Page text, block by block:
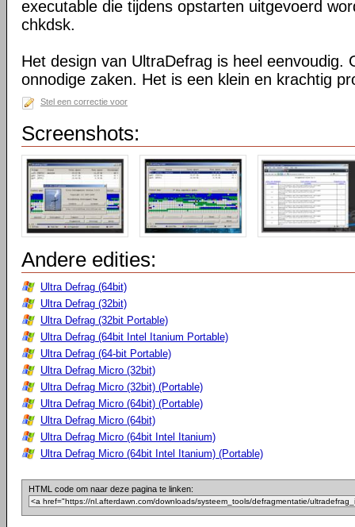
executable die tijdens opstarten uitgevoerd
chkdsk.
Het design van UltraDefrag is heel eenvoudig.
onnodige zaken. Het is een klein en krachtig
Stel een correctie voor
Screenshots:
Andere edities:
Ultra Defrag (64bit)
Ultra Defrag (32bit)
Ultra Defrag (32bit Portable)
Ultra Defrag (64bit Intel Itanium Portable)
Ultra Defrag (64-bit Portable)
Ultra Defrag Micro (32bit)
Ultra Defrag Micro (32bit) (Portable)
Ultra Defrag Micro (64bit) (Portable)
Ultra Defrag Micro (64bit)
Ultra Defrag Micro (64bit Intel Itanium)
Ultra Defrag Micro (64bit Intel Itanium) (Portable)
HTML code om naar deze pagina te linken: